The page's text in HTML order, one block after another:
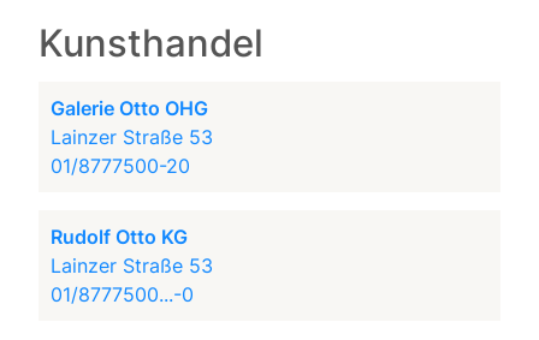
Kunsthandel
Galerie Otto OHG
Lainzer Straße 53
01/8777500-20
Rudolf Otto KG
Lainzer Straße 53
01/8777500...-0